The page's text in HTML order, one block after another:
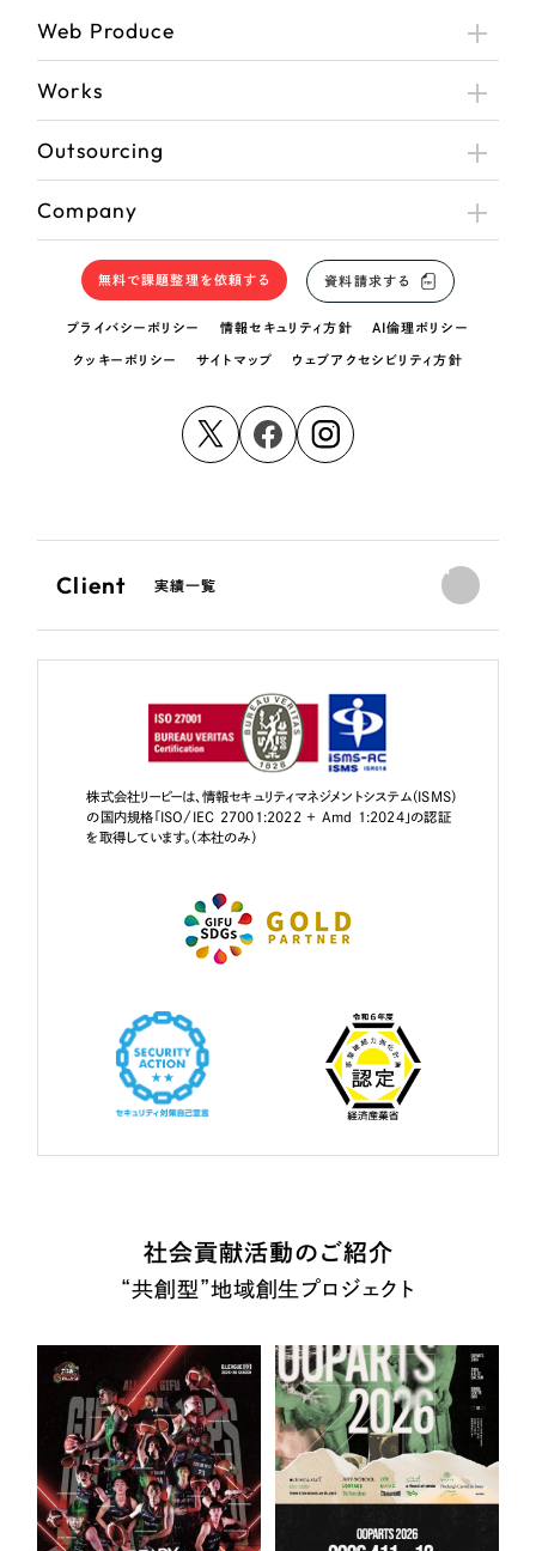
Web Produce
Works
Outsourcing
Company
無料で課題整理を依頼する 資料請求する
プライバシーポリシー 情報セキュリティ方針 AI倫理ポリシー
クッキーポリシー サイトマップ ウェブアクセシビリティ方針
Client 実績一覧
株式会社リーピーは、情報セキュリティマネジメントシステム（ISMS）
の国内規格「ISO/IEC 27001:2022 + Amd 1:2024」の認証
を取得しています。（本社のみ）
社会貢献活動のご紹介
“共創型”地域創生プロジェクト